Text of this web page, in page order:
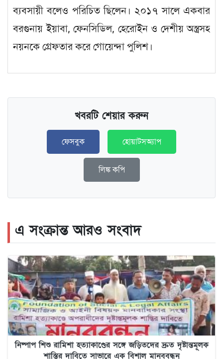
ব্যবসায়ী বলেও পরিচিত ছিলেন। ২০১৭ সালে একবার
বরগুনায় ইয়াবা, ফেনসিডিল, হেরোইন ও দেশীয় অস্ত্রসহ
নয়নকে গ্রেফতার করে গোয়েন্দা পুলিশ।
খবরটি শেয়ার করুন
ফেসবুক হোয়াটসঅ্যাপ
লিঙ্ক কপি
এ সংক্রান্ত আরও সংবাদ
নিষ্পাপ শিশু রামিশা হত্যাকাণ্ডের সঙ্গে জড়িতদের দ্রুত দৃষ্টান্তমূলক
শাস্তির দাবিতে সাভারে এক বিশাল মানববন্ধন